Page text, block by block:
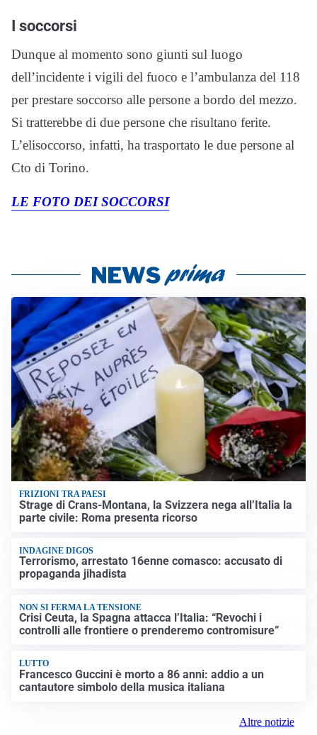
I soccorsi
Dunque al momento sono giunti sul luogo
dell’incidente i vigili del fuoco e l’ambulanza del 118
per prestare soccorso alle persone a bordo del mezzo.
Si tratterebbe di due persone che risultano ferite.
L’elisoccorso, infatti, ha trasportato le due persone al
Cto di Torino.
LE FOTO DEI SOCCORSI
FRIZIONI TRA PAESI
Strage di Crans-Montana, la Svizzera nega all’Italia la
parte civile: Roma presenta ricorso
INDAGINE DIGOS
Terrorismo, arrestato 16enne comasco: accusato di
propaganda jihadista
NON SI FERMA LA TENSIONE
Crisi Ceuta, la Spagna attacca l’Italia: “Revochi i
controlli alle frontiere o prenderemo contromisure”
LUTTO
Francesco Guccini è morto a 86 anni: addio a un
cantautore simbolo della musica italiana
Altre notizie